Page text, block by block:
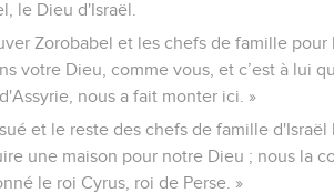
le Dieu d'Israël.
Zorobabel et les chefs de famille
votre Dieu, comme vous, et c’est à lui
nous a fait monter ici. »
et le reste des chefs de famille
une maison pour notre Dieu ; nous la
le roi Cyrus, roi de Perse. »